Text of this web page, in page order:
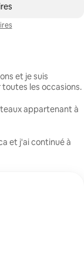
et je suis
les occasions.
appartenant à
et j'ai continué à